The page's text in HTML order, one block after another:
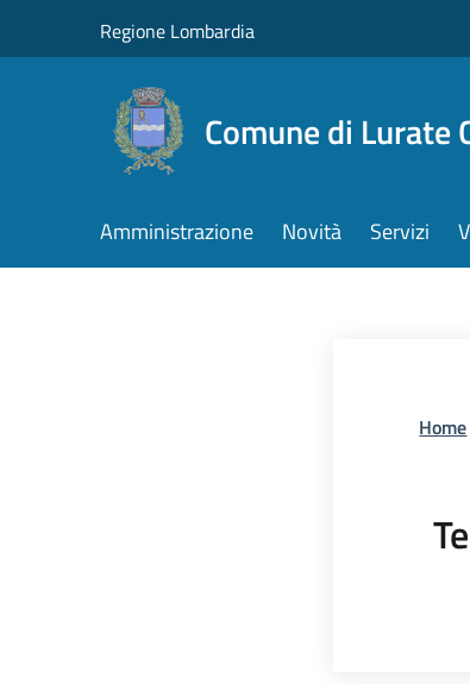
Regione Lombardia
Comune di Lurate
Amministrazione Novità Servizi
Home